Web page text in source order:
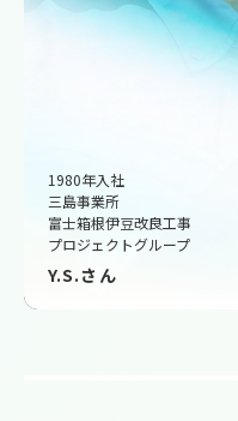
1980年入社
三島事業所
富士箱根伊豆改良工事
プロジェクトグループ
Y.S.さん